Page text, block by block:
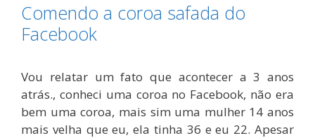
Comendo a coroa safada do
Facebook
Vou relatar um fato que acontecer a 3 anos
atrás., conheci uma coroa no Facebook, não era
bem uma coroa, mais sim uma mulher 14 anos
mais velha que eu, ela tinha 36 e eu 22. Apesar